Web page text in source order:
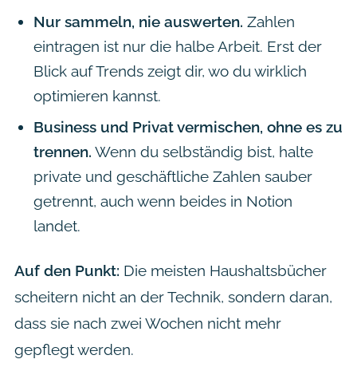
Nur sammeln, nie auswerten. Zahlen
eintragen ist nur die halbe Arbeit. Erst der
Blick auf Trends zeigt dir, wo du wirklich
optimieren kannst.
Business und Privat vermischen, ohne es zu
trennen. Wenn du selbständig bist, halte
private und geschäftliche Zahlen sauber
getrennt, auch wenn beides in Notion
landet.
Auf den Punkt: Die meisten Haushaltsbücher
scheitern nicht an der Technik, sondern daran,
dass sie nach zwei Wochen nicht mehr
gepflegt werden.